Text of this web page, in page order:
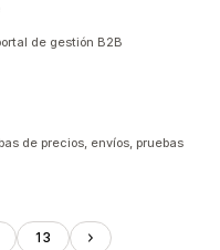
de gestión B2B
de precios, envíos, pruebas
13